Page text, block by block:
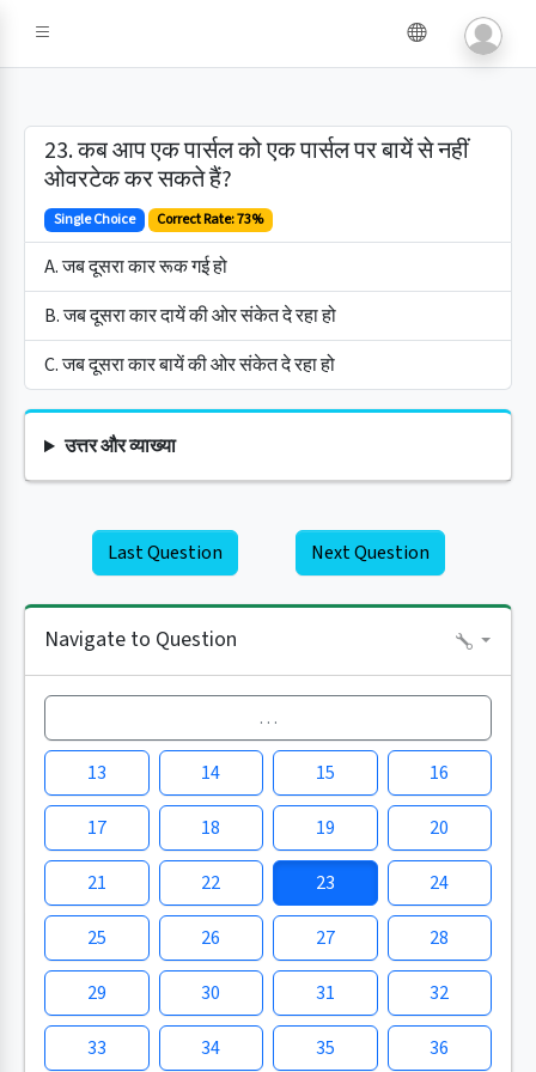
23. कब आप एक पार्सल को एक पार्सल पर बायें से नहीं
ओवरटेक कर सकते हैं?
Single Choice Correct Rate: 73%
A. जब दूसरा कार रूक गई हो
B. जब दूसरा कार दायें की ओर संकेत दे रहा हो
C. जब दूसरा कार बायें की ओर संकेत दे रहा हो
उत्तर और व्याख्या
Last Question Next Question
Navigate to Question
…
13 14 15 16
17 18 19 20
21 22 23 24
25 26 27 28
29 30 31 32
33 34 35 36